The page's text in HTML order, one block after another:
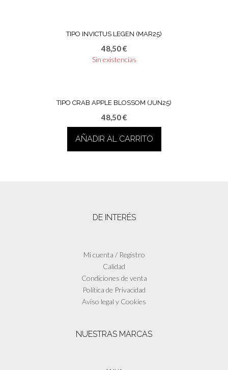
TIPO INVICTUS LEGEN (MAR25)
48,50€
Sin existencias
TIPO CRAB APPLE BLOSSOM (JUN25)
48,50€
AÑADIR AL CARRITO
DE INTERÉS
Mi cuenta / Registro
Calidad
Condiciones de venta
Política de Privacidad
Aviso legal y Cookies
NUESTRAS MARCAS